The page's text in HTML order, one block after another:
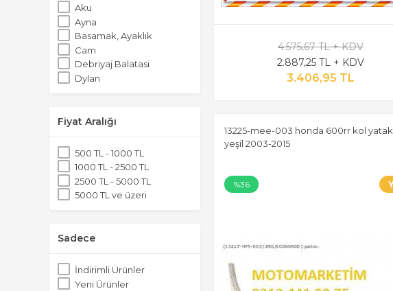
Aku
Ayna
Basamak, Ayaklık
Cam
Debriyaj Balatasi
Dylan
Grenaj
Km Saati
Konjektör
Mars Rublesi
Ön Cam
VLM
Zincir, Disli Seti
Fiyat Aralığı
500 TL - 1000 TL
1000 TL - 2500 TL
2500 TL - 5000 TL
5000 TL ve üzeri
Sadece
İndirimli Ürünler
Yeni Ürünler
4.575,67 TL + KDV
2.887,25 TL + KDV
3.406,95 TL
13225-mee-003 honda 600rr kol yatak
yeşil 2003-2015
%36